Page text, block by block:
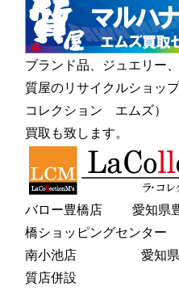
ブランド品、ジュエリー
質屋のリサイクルショッ
コレクション エムズ）
買取も致します。
バロー豊橋店 愛知県
橋ショッピングセンター
南小池店 愛知県豊
質店併設